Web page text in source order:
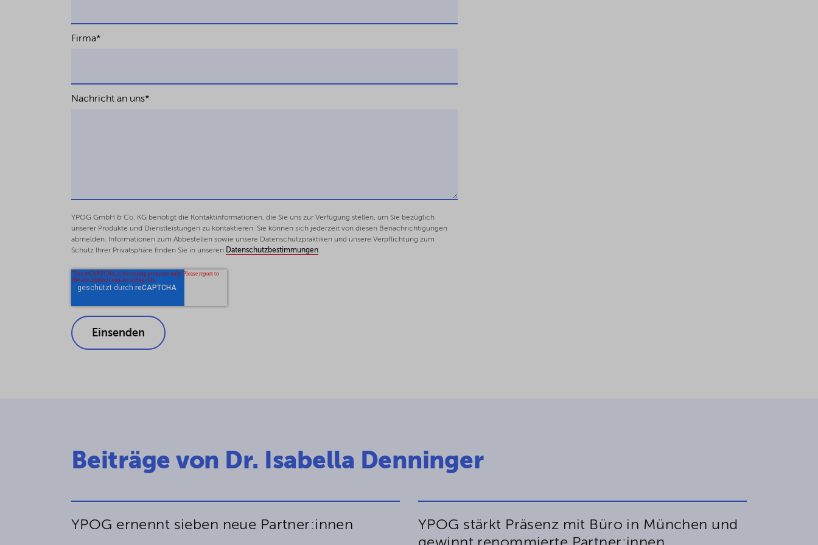
Duncker & Humblot 2021.
Firma*
Nachricht an uns*
YPOG GmbH & Co. KG benötigt die Kontaktinformationen, die Sie uns zur Verfügung stellen, um Sie bezüglich
unserer Produkte und Dienstleistungen zu kontaktieren. Sie können sich jederzeit von diesen Benachrichtigungen
abmelden. Informationen zum Abbestellen sowie unsere Datenschutzpraktiken und unsere Verpflichtung zum
Schutz Ihrer Privatsphäre finden Sie in unseren Datenschutzbestimmungen.
Beiträge von Dr. Isabella Denninger
YPOG ernennt sieben neue Partner:innen
YPOG stärkt Präsenz mit Büro in München und